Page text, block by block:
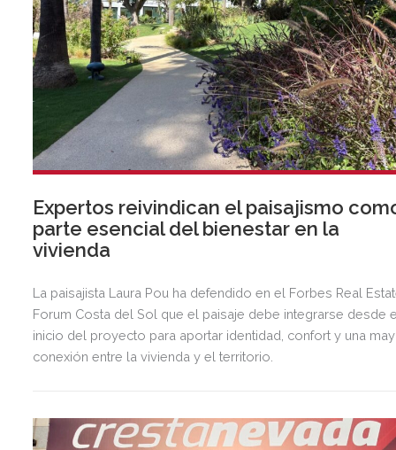
Expertos reivindican el paisajismo
parte esencial del bienestar en la
vivienda
La paisajista Laura Pou ha defendido en el Forbes Real
Forum Costa del Sol que el paisaje debe integrarse desde
inicio del proyecto para aportar identidad, confort y una
conexión entre la vivienda y el territorio.